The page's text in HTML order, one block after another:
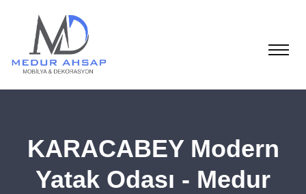
KARACABEY Modern
Yatak Odası - Medur